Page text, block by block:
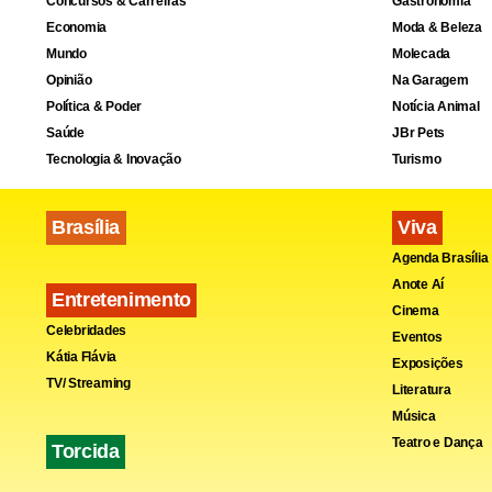
Na trama de
casar com
tensão.
outro
Pouco
caído na
de
O laudo
Economia
Mundo
Opinião
Política & Poder
Saúde
Tecnologia & Inovação
Brasília
Entretenimento
Celebridades
Kátia Flávia
TV/ Streaming
Torcida
Moda & Beleza
Molecada
Na Garagem
Notícia Animal
JBr Pets
Turismo
Viva
Agenda Brasília
Anote Aí
Cinema
Eventos
Exposições
Literatura
Música
Teatro e Dança